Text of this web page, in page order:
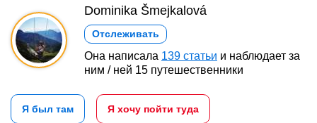
Dominika Šmejkalová
Отслеживать
Она написала 139 статьи и наблюдает за
ним / ней 15 путешественники
Я был там Я хочу пойти туда